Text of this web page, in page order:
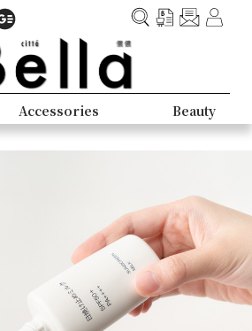
Accessories Beauty